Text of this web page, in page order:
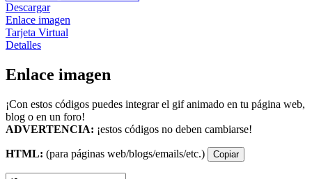
Descargar
Enlace imagen
Tarjeta Virtual
Detalles
Enlace imagen
¡Con estos códigos puedes integrar el gif animado en tu página web,
blog o en un foro!
ADVERTENCIA: ¡estos códigos no deben cambiarse!
HTML: (para páginas web/blogs/emails/etc.) Copiar